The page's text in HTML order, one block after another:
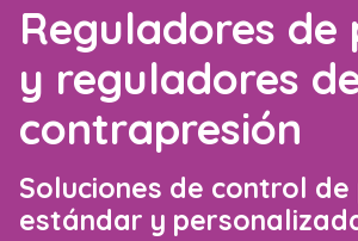
Reguladores de
y reguladores
contrapresión
Soluciones de control de
estándar y